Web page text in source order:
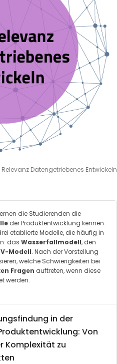
Relevanz Datengetriebenes Entwickeln
die Studierenden die
der Produktentwicklung kennen.
etablierte Modelle, die häufig in
das Wasserfallmodell, den
V-Modell. Nach der Vorstellung
welche Schwierigkeiten bei
Fragen auftreten, wenn diese
werden.
in der
Von
Komplexität zu